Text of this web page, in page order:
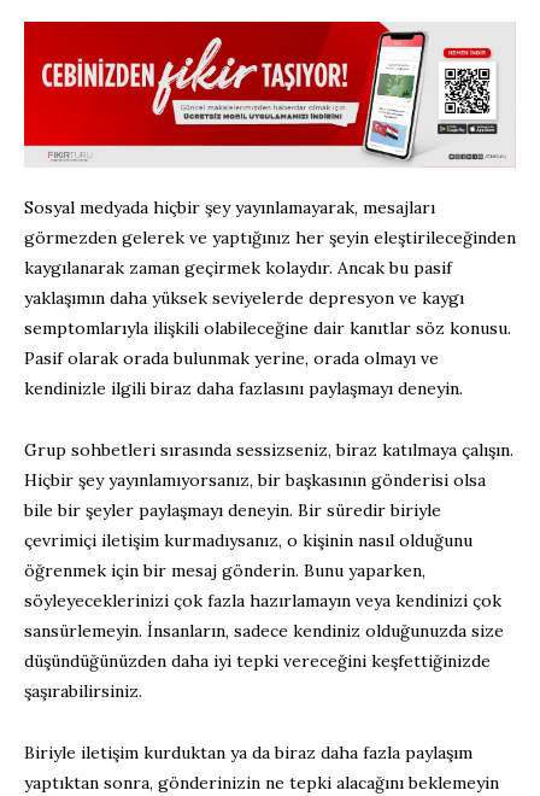
Sosyal medyada hiçbir şey yayınlamayarak, mesajları
görmezden gelerek ve yaptığınız her şeyin eleştirileceğinden
kaygılanarak zaman geçirmek kolaydır. Ancak bu pasif
yaklaşımın daha yüksek seviyelerde depresyon ve kaygı
semptomlarıyla ilişkili olabileceğine dair kanıtlar söz konusu.
Pasif olarak orada bulunmak yerine, orada olmayı ve
kendinizle ilgili biraz daha fazlasını paylaşmayı deneyin.
Grup sohbetleri sırasında sessizseniz, biraz katılmaya çalışın.
Hiçbir şey yayınlamıyorsanız, bir başkasının gönderisi olsa
bile bir şeyler paylaşmayı deneyin. Bir süredir biriyle
çevrimiçi iletişim kurmadıysanız, o kişinin nasıl olduğunu
öğrenmek için bir mesaj gönderin. Bunu yaparken,
söyleyeceklerinizi çok fazla hazırlamayın veya kendinizi çok
sansürlemeyin. İnsanların, sadece kendiniz olduğunuzda size
düşündüğünüzden daha iyi tepki vereceğini keşfettiğinizde
şaşırabilirsiniz.
Biriyle iletişim kurduktan ya da biraz daha fazla paylaşım
yaptıktan sonra, gönderinizin ne tepki alacağını beklemeyin